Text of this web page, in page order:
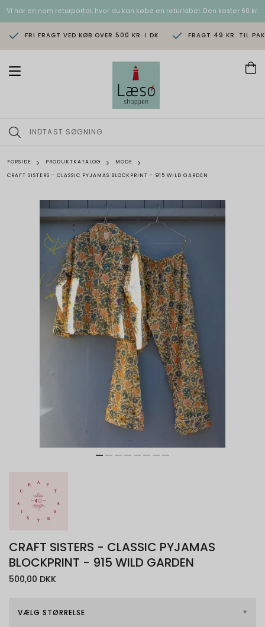
Vi har en nem returportal, hvor du kan købe en returlabel. Den koster 60 kr.
FRI FRAGT VED KØB OVER 500 KR. I DK FRAGT 49 KR. TIL
T
n
a
i
g
FORSIDE PRODUKTKATALOG
MODE
CRAFT SISTERS - CLASSIC PYJAMAS BLOCKPRINT - 915 WILD GARDEN
CRAFT SISTERS - CLASSIC PYJAMAS
BLOCKPRINT - 915 WILD GARDEN
500,00 DKK
VÆLG STØRRELSE